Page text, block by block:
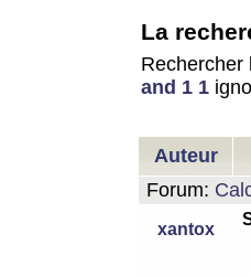
La
Rechercher
and 1 1
Auteur
Forum:
xantox